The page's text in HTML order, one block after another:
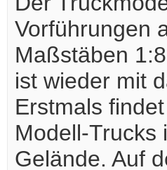
Vorführungen
Maßstäben
ist wieder mit
Erstmals
Modell-Trucks
Gelände. Auf